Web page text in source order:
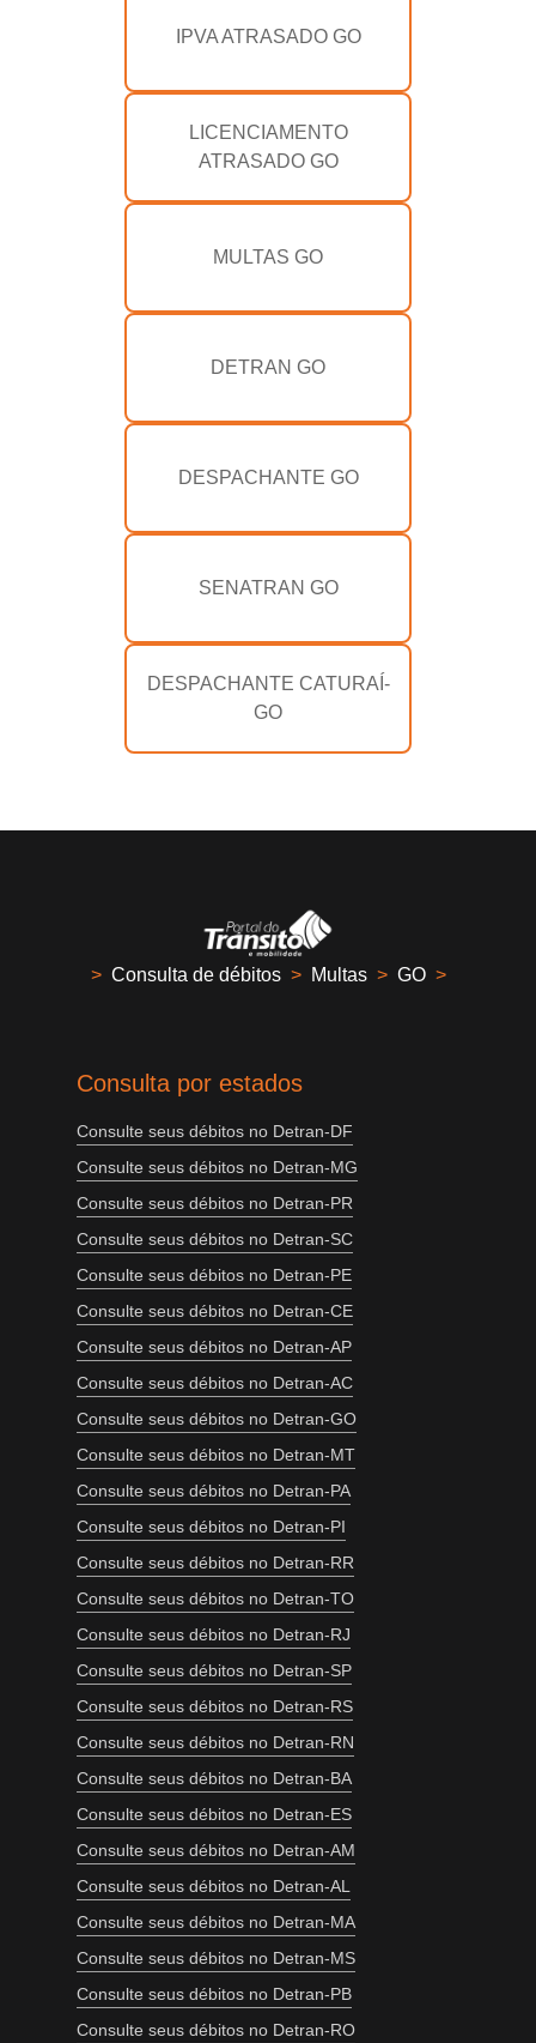
IPVA ATRASADO GO
LICENCIAMENTO
ATRASADO GO
MULTAS GO
DETRAN GO
DESPACHANTE GO
SENATRAN GO
DESPACHANTE CATURAÍ-
GO
> Consulta de débitos > Multas > GO >
Consulta por estados
Consulte seus débitos no Detran-DF
Consulte seus débitos no Detran-MG
Consulte seus débitos no Detran-PR
Consulte seus débitos no Detran-SC
Consulte seus débitos no Detran-PE
Consulte seus débitos no Detran-CE
Consulte seus débitos no Detran-AP
Consulte seus débitos no Detran-AC
Consulte seus débitos no Detran-GO
Consulte seus débitos no Detran-MT
Consulte seus débitos no Detran-PA
Consulte seus débitos no Detran-PI
Consulte seus débitos no Detran-RR
Consulte seus débitos no Detran-TO
Consulte seus débitos no Detran-RJ
Consulte seus débitos no Detran-SP
Consulte seus débitos no Detran-RS
Consulte seus débitos no Detran-RN
Consulte seus débitos no Detran-BA
Consulte seus débitos no Detran-ES
Consulte seus débitos no Detran-AM
Consulte seus débitos no Detran-AL
Consulte seus débitos no Detran-MA
Consulte seus débitos no Detran-MS
Consulte seus débitos no Detran-PB
Consulte seus débitos no Detran-RO